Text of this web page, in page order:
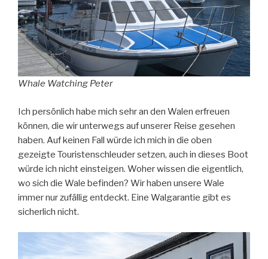
Whale Watching Peter
Ich persönlich habe mich sehr an den Walen erfreuen
können, die wir unterwegs auf unserer Reise gesehen
haben. Auf keinen Fall würde ich mich in die oben
gezeigte Touristenschleuder setzen, auch in dieses Boot
würde ich nicht einsteigen. Woher wissen die eigentlich,
wo sich die Wale befinden? Wir haben unsere Wale
immer nur zufällig entdeckt. Eine Walgarantie gibt es
sicherlich nicht.